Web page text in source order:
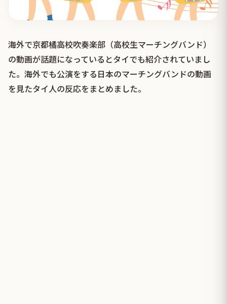
海外で京都橘高校吹奏楽部（高校生マーチングバンド）
の動画が話題になっているとタイでも紹介されていまし
た。海外でも公演をする日本のマーチングバンドの動画
を見たタイ人の反応をまとめました。